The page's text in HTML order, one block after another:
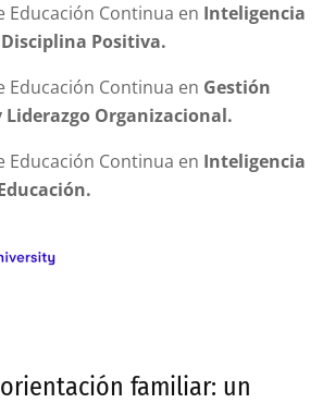
Educación Continua en Inteligencia
Positiva.
Educación Continua en Gestión
Liderazgo Organizacional.
Educación Continua en Inteligencia
.
familiar: un